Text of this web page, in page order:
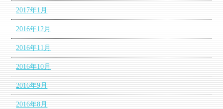
2017年1月
2016年12月
2016年11月
2016年10月
2016年9月
2016年8月